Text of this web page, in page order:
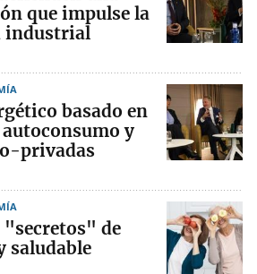
que impulse la
industrial
basado en
y
privadas
"secretos" de
saludable